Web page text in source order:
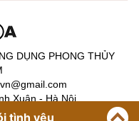
DỤNG PHONG THỦY
Xuân - Hà Nội
tình yêu